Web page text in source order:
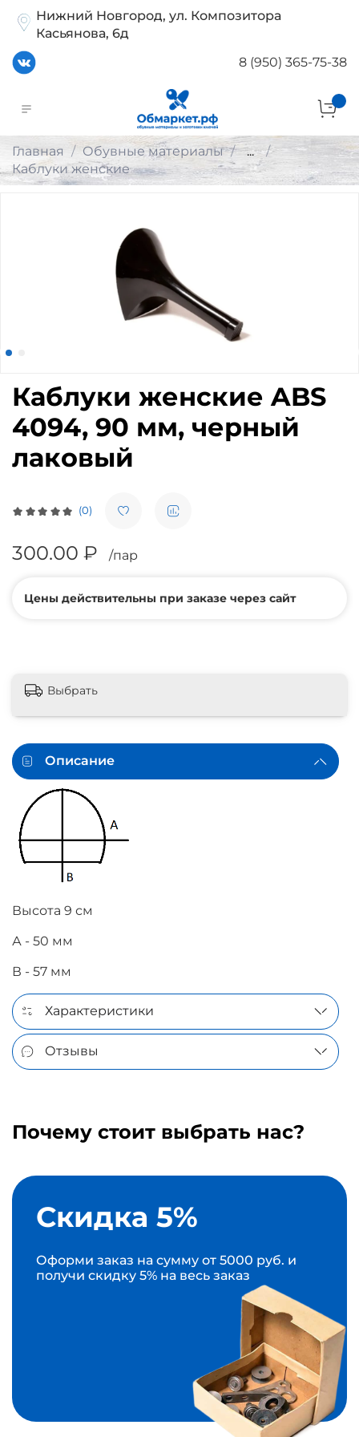
Нижний Новгород, ул. Композитора
Касьянова, 6д
8 (950) 365-75-38
Главная Обувные материалы
...
Каблуки женские
(0)
Каблуки женские ABS
4094, 90 мм, черный
лаковый
300.00 ₽ /пар
Цены действительны при заказе через сайт
Выбрать
Описание
Высота 9 см
А - 50 мм
В - 57 мм
Характеристики
Отзывы
Почему стоит выбрать нас?
Скидка 5%
Оформи заказ на сумму от 5000 руб. и
получи скидку 5% на весь заказ